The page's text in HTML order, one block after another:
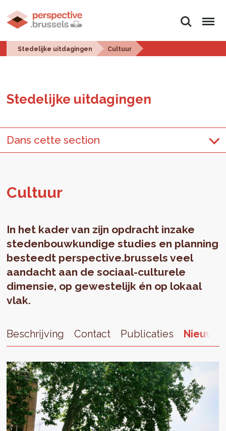
Zoeken Menu
Stedelijke uitdagingen Cultuur
Ste­de­lij­ke uit­da­gin­gen
Dans cette section
Cul­tuur
In het kader van zijn opdracht inzake
stedenbouwkundige studies en planning
besteedt perspective.brussels veel
aandacht aan de sociaal-culturele
dimensie, op gewestelijk én op lokaal
vlak.
Beschrijving Contact Publicaties Nieuws